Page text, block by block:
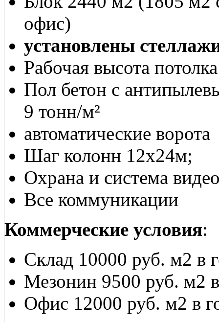
офис)
установлены
Рабочая высота
Пол бетон с
9 тонн/м²
автоматические ворота
Шаг колонн 12х24м;
Охрана и система
Все коммуникации
Коммерческие условия:
Склад 10000 руб. м2 в
Мезонин 9500 руб. м2
Офис 12000 руб. м2 в